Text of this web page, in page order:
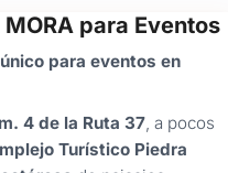
MORA para Eventos
para eventos en
4 de la Ruta 37, a pocos
Turístico Piedra